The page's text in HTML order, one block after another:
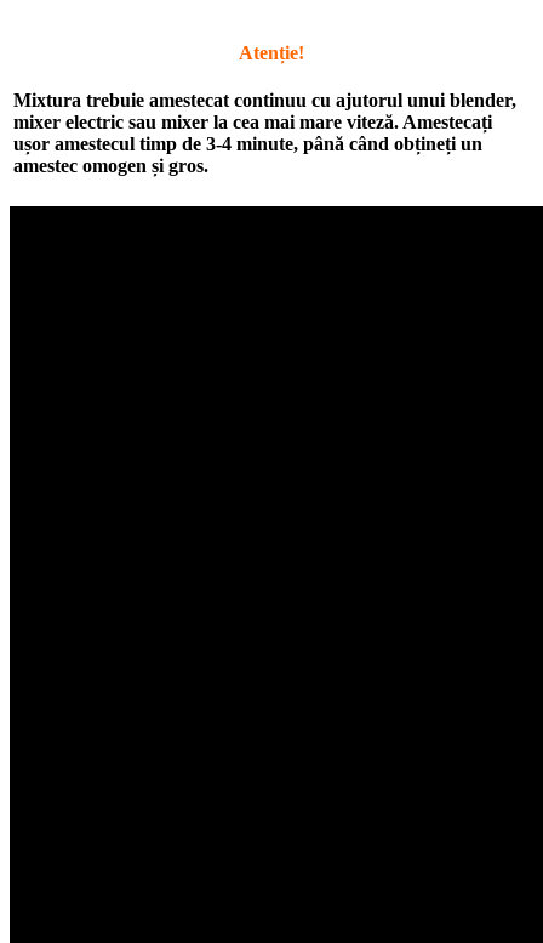
Atenție!
Mixtura trebuie amestecat continuu cu ajutorul unui blender,
mixer electric sau mixer la cea mai mare viteză. Amestecați
ușor amestecul timp de 3-4 minute, până când obțineți un
amestec omogen și gros.